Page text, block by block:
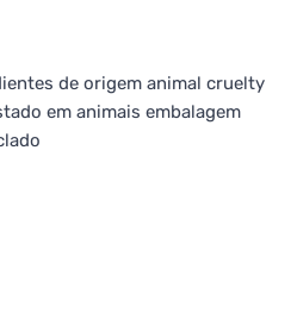
de origem animal cruelty
em animais embalagem